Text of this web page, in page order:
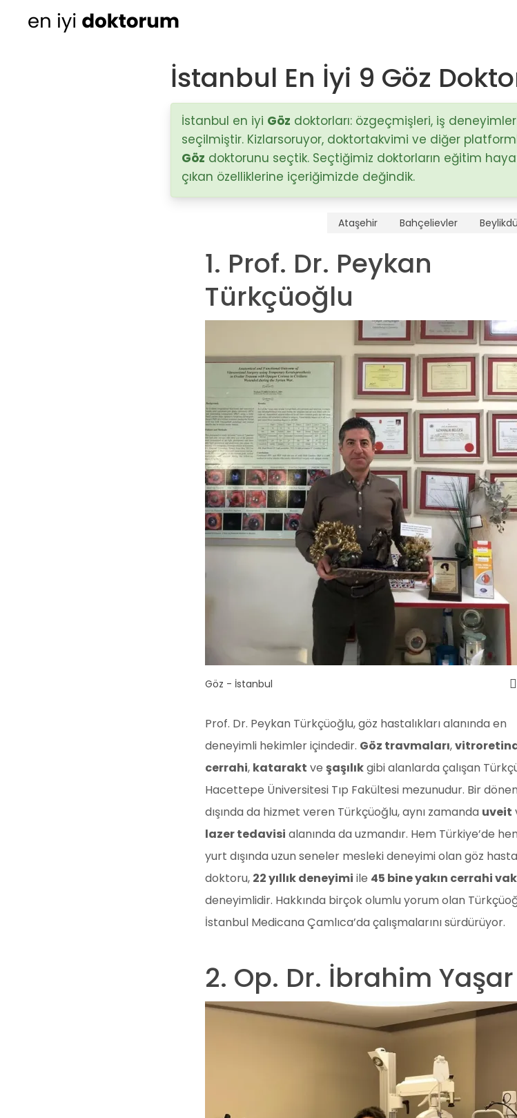
Kadın Doğum
Ortopedi
Cildiye (Dermatoloji)
Kulak Burun Boğaz hastalıkları
- KBB
Diğer Branşlar
Doç. Dr. Hakan
Op. Dr. Fatma
İstanbul En İyi 9 Göz
İstanbul en iyi Göz doktorları: özgeçmişleri, iş
seçilmiştir. Kizlarsoruyor, doktortakvimi ve diğer
Göz doktorunu seçtik. Seçtiğimiz doktorların eğitim
çıkan özelliklerine içeriğimizde değindik.
Ataşehir Bahçelievler
1. Prof. Dr. Peykan
Türkçüoğlu
Göz - İstanbul
Prof. Dr. Peykan Türkçüoğlu, göz hastalıkları alanında en
deneyimli hekimler içindedir. Göz travmaları,
cerrahi, katarakt ve şaşılıkgibi alanlarda çalışan
Hacettepe Üniversitesi Tıp Fakültesi mezunudur. Bir
dışında da hizmet veren Türkçüoğlu, aynı zamanda uveit
lazer tedavisi alanında da uzmandır. Hem Türkiye’de
yurt dışında uzun seneler mesleki deneyimi olan göz
doktoru, 22 yıllık deneyimi ile 45 bine yakın cerrahi
deneyimlidir. Hakkında birçok olumlu yorum olan
İstanbul Medicana Çamlıca’da çalışmalarını sürdürüyor.
2. Op. Dr. İbrahim Yaşar